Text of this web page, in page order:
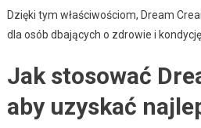
Dzięki tym właściwościom, Dream
dla osób dbających o zdrowie i
Jak stosować
aby uzyskać